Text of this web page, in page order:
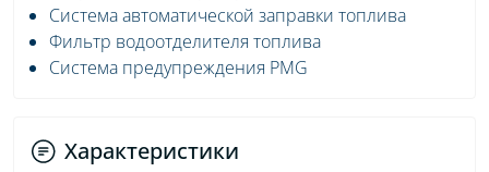
Система автоматической заправки топлива
Фильтр водоотделителя топлива
Система предупреждения PMG
Характеристики